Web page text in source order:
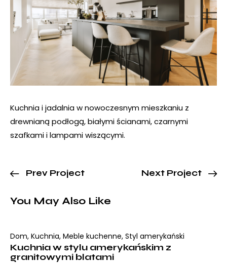
Kuchnia i jadalnia w nowoczesnym mieszkaniu z
drewnianą podłogą, białymi ścianami, czarnymi
szafkami i lampami wiszącymi.
Prev Project Next Project
You May Also Like
Dom, Kuchnia, Meble kuchenne, Styl amerykański
Kuchnia w stylu amerykańskim z
granitowymi blatami